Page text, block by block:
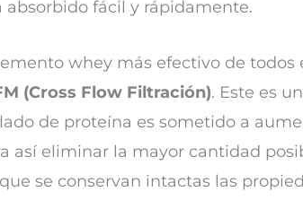
fácil y rápidamente.
whey más efectivo de todos
(Cross Flow Filtración). Este es
de proteína es sometido a
así eliminar la mayor cantidad
se conservan intactas las